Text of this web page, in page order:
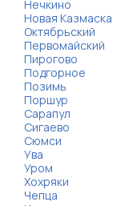
Нечкино
Новая Казмаска
Октябрьский
Первомайский
Пирогово
Подгорное
Позимь
Поршур
Сарапул
Сигаево
Сюмси
Ува
Уром
Хохряки
Чепца